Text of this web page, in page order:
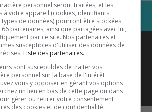
Countryest diffusé
sur1033 HD2
nous aussi sur…
personnel seront traitées, et les
à votre appareil (cookies, identifiants
types de données) pourront être stockées
partenaires, ainsi que partagées avec lui,
par ce site. Nos partenaires et
susceptibles d'utiliser des données de
Liste des partenaires.
sont susceptibles de traiter vos
personnel sur la base de l'intérêt
vous y opposer en gérant vos options
un lien en bas de cette page ou dans
gérer ou retirer votre consentement
des cookies et de confidentialité.